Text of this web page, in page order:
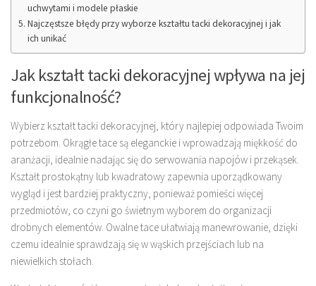
uchwytami i modele płaskie
Najczęstsze błędy przy wyborze kształtu tacki dekoracyjnej i jak
ich unikać
Jak kształt tacki dekoracyjnej wpływa na jej
funkcjonalność?
Wybierz kształt tacki dekoracyjnej, który najlepiej odpowiada Twoim
potrzebom. Okrągłe tace są eleganckie i wprowadzają miękkość do
aranżacji, idealnie nadając się do serwowania napojów i przekąsek.
Kształt prostokątny lub kwadratowy zapewnia uporządkowany
wygląd i jest bardziej praktyczny, ponieważ pomieści więcej
przedmiotów, co czyni go świetnym wyborem do organizacji
drobnych elementów. Owalne tace ułatwiają manewrowanie, dzięki
czemu idealnie sprawdzają się w wąskich przejściach lub na
niewielkich stołach.